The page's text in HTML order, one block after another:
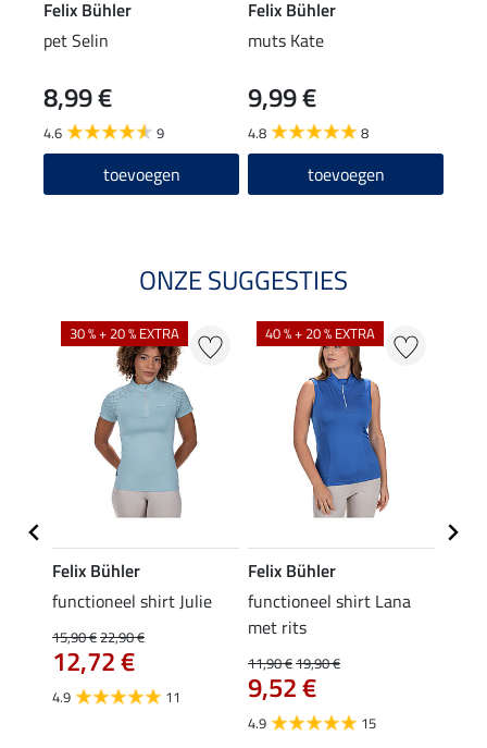
Felix Bühler
pet Selin
8,99 €
4.6 9
toevoegen
Felix Bühler
muts Kate
9,99 €
4.8 8
toevoegen
ONZE SUGGESTIES
30 % + 20 % EXTRA
Felix Bühler
functioneel shirt Julie
15,90 €22,90 €
12,72 €
4.9 11
40 % + 20 % EXTRA
Felix Bühler
functioneel shirt Lana
met rits
11,90 €19,90 €
9,52 €
4.9 15